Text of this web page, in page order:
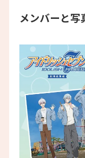
メンバーと